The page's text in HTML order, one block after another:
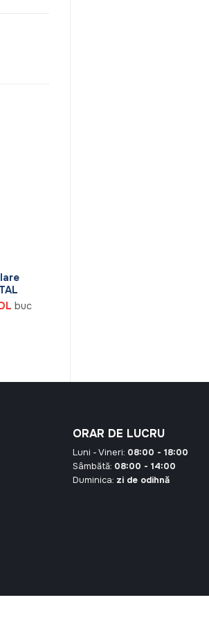
Prețul
buc
ORAR DE LUCRU
Luni - Vineri: 08:00 - 18:00
Sâmbătă: 08:00 - 14:00
Duminica: zi de odihnă